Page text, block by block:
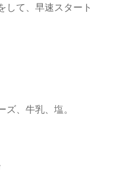
して、早速スタート
ズ、牛乳、塩。